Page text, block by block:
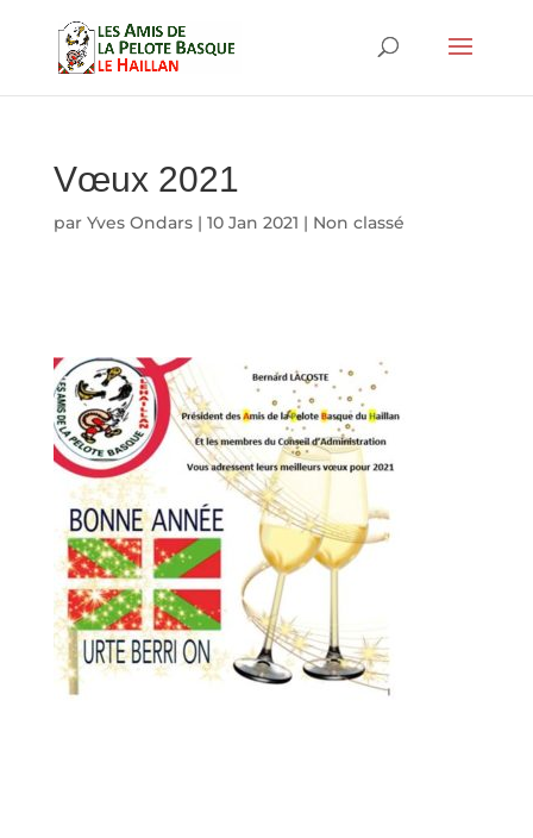
Vœux 2021
par Yves Ondars| 10 Jan 2021 | Non classé